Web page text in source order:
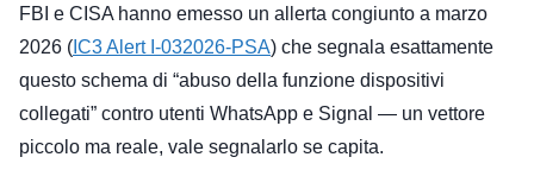
FBI e CISA hanno emesso un allerta congiunto a marzo
2026 ( IC3 Alert I-032026-PSA) che segnala esattamente
questo schema di “abuso della funzione dispositivi
collegati” contro utenti WhatsApp e Signal — un vettore
piccolo ma reale, vale segnalarlo se capita.